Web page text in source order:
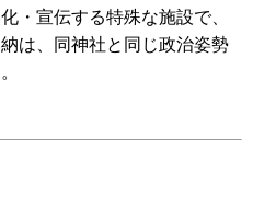
・宣伝する特殊な施設で、
は、同神社と同じ政治姿勢